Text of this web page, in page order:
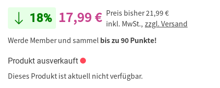
18% 17,99 € Preis bisher21,99 €
inkl. MwSt., zzgl. Versand
Werde Member und sammel bis zu 90 Punkte!
Produkt ausverkauft
Dieses Produkt ist aktuell nicht verfügbar.